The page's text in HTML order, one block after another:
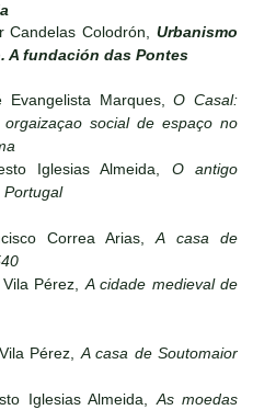
Candelas Colodrón, Urbanismo
A fundación das Pontes
Evangelista Marques,O Casal:
social de espaço no
Iglesias Almeida, O antigo
Portugal
Correa Arias,A casa de
Vila Pérez,A cidade medieval de
Pérez,A casa de Soutomaior
Iglesias Almeida,As moedas